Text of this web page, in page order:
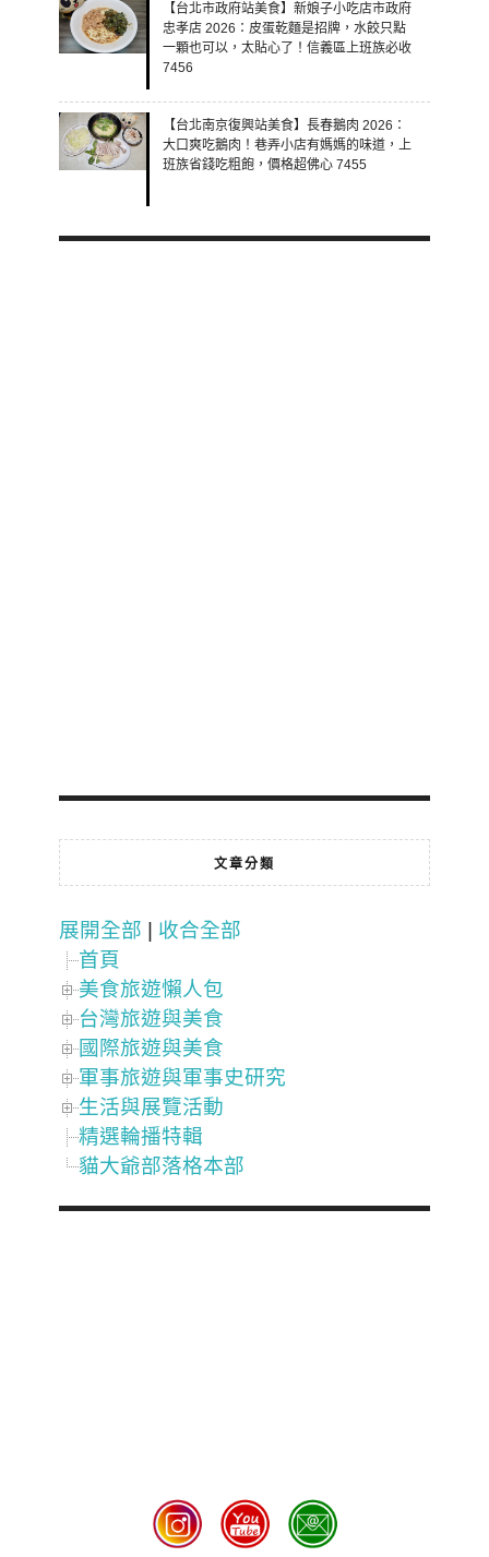
【台北市政府站美食】新娘子小吃店市政府
忠孝店 2026：皮蛋乾麵是招牌，水餃只點
一顆也可以，太貼心了！信義區上班族必收
7456
【台北南京復興站美食】長春鵝肉 2026：
大口爽吃鵝肉！巷弄小店有媽媽的味道，上
班族省錢吃粗飽，價格超佛心 7455
文章分類
展開全部
收合全部
首頁
美食旅遊懶人包
台灣旅遊與美食
國際旅遊與美食
軍事旅遊與軍事史研究
生活與展覽活動
精選輪播特輯
貓大爺部落格本部